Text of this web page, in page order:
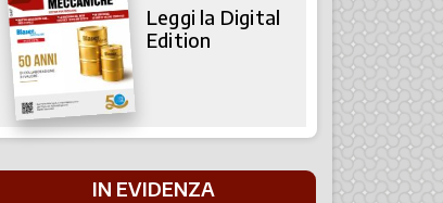
Leggi la Digital
Edition
IN EVIDENZA